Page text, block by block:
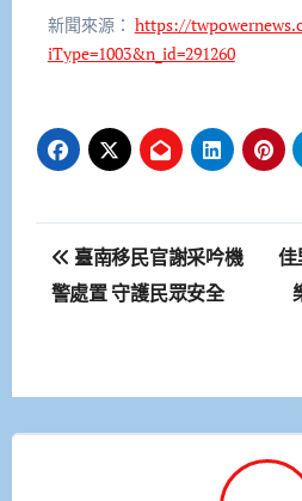
新聞來源： https://
iType=1003&n_id=291260
文
章
覽
臺南移民官謝采吟機
警處置 守護民眾安全
佳